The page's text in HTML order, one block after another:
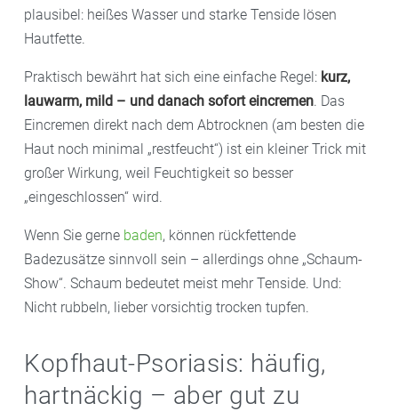
plausibel: heißes Wasser und starke Tenside lösen
Hautfette.
Praktisch bewährt hat sich eine einfache Regel: kurz,
lauwarm, mild – und danach sofort eincremen. Das
Eincremen direkt nach dem Abtrocknen (am besten die
Haut noch minimal „restfeucht“) ist ein kleiner Trick mit
großer Wirkung, weil Feuchtigkeit so besser
„eingeschlossen“ wird.
Wenn Sie gerne baden, können rückfettende
Badezusätze sinnvoll sein – allerdings ohne „Schaum-
Show“. Schaum bedeutet meist mehr Tenside. Und:
Nicht rubbeln, lieber vorsichtig trocken tupfen.
Kopfhaut-Psoriasis: häufig,
hartnäckig – aber gut zu